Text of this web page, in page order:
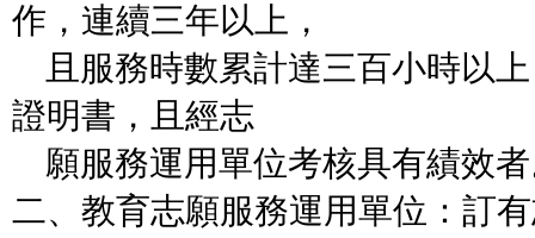
作，連續三年以上，
且服務時數累計達三百小時以
證明書，且經志
願服務運用單位考核具有績效
二、教育志願服務運用單位：訂